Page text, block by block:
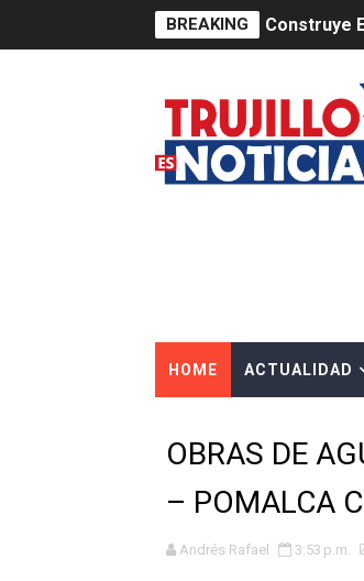
BREAKING Construye
IPE:
HASTA EL
Caja
Tres de
OSIPTEL:
14
HOME ACTUALIDAD
OBRAS DE
– POMALCA
Andrés Rafael 3:53 p.m.